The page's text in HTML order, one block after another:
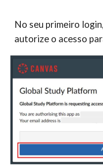
No seu primeiro
autorize o acesso